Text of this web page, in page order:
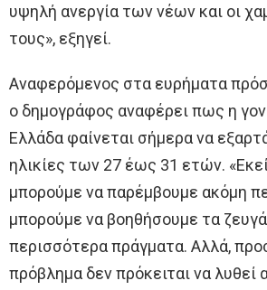
υψηλή ανεργία των νέων και οι
τους», εξηγεί.
Αναφερόμενος στα ευρήματα
ο δημογράφος αναφέρει πως η
Ελλάδα φαίνεται σήμερα να
ηλικίες των 27 έως 31 ετών.
μπορούμε να παρέμβουμε ακόμη
μπορούμε να βοηθήσουμε τα
περισσότερα πράγματα. Αλλά,
πρόβλημα δεν πρόκειται να λυθεί